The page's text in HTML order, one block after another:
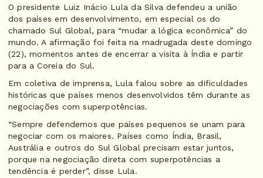
O presidente Luiz Inácio Lula da Silva defendeu a união
dos países em desenvolvimento, em especial os do
chamado Sul Global, para “mudar a lógica econômica” do
mundo. A afirmação foi feita na madrugada deste domingo
(22), momentos antes de encerrar a visita à Índia e partir
para a Coreia do Sul.
Em coletiva de imprensa, Lula falou sobre as dificuldades
históricas que países menos desenvolvidos têm durante as
negociações com superpotências.
“Sempre defendemos que países pequenos se unam para
negociar com os maiores. Países como Índia, Brasil,
Austrália e outros do Sul Global precisam estar juntos,
porque na negociação direta com superpotências a
tendência é perder”, disse Lula.